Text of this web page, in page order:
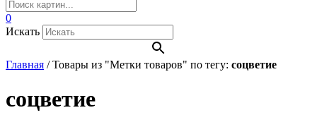
0
Искать
Главная /Товары из "Метки товаров" по тегу: соцветие
соцветие